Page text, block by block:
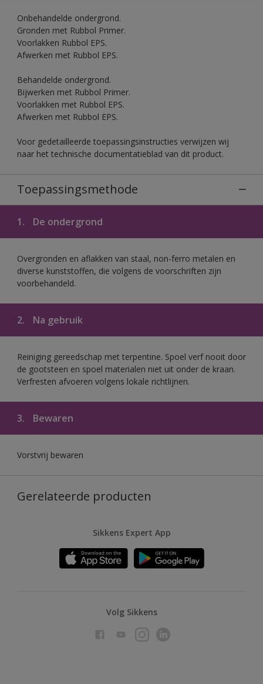
Onbehandelde ondergrond.
Gronden met Rubbol Primer.
Voorlakken Rubbol EPS.
Afwerken met Rubbol EPS.
Behandelde ondergrond.
Bijwerken met Rubbol Primer.
Voorlakken met Rubbol EPS.
Afwerken met Rubbol EPS.
Voor gedetailleerde toepassingsinstructies verwijzen wij
naar het technische documentatieblad van dit product.
Toepassingsmethode
1. De ondergrond
Overgronden en aflakken van staal, non-ferro metalen en
diverse kunststoffen, die volgens de voorschriften zijn
voorbehandeld.
2. Na gebruik
Reiniging gereedschap met terpentine. Spoel verf nooit door
de gootsteen en spoel materialen niet uit onder de kraan.
Verfresten afvoeren volgens lokale richtlijnen.
3. Bewaren
Vorstvrij bewaren
Gerelateerde producten
Sikkens Expert App
Volg Sikkens